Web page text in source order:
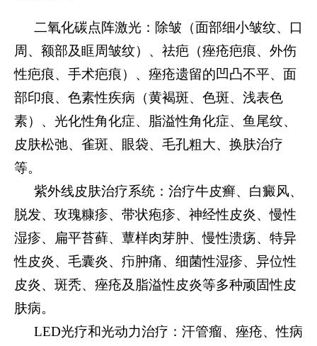
二氧化碳点阵激光：除皱（面部细小皱纹、口
周、额部及眶周皱纹）、祛疤（痤疮疤痕、外伤
性疤痕、手术疤痕）、痤疮遗留的凹凸不平、面
部印痕、色素性疾病（黄褐斑、色斑、浅表色
素）、光化性角化症、脂溢性角化症、鱼尾纹、
皮肤松弛、雀斑、眼袋、毛孔粗大、换肤治疗
等。
紫外线皮肤治疗系统：治疗牛皮癣、白癜风、
脱发、玫瑰糠疹、带状疱疹、神经性皮炎、慢性
湿疹、扁平苔藓、蕈样肉芽肿、慢性溃疡、特异
性皮炎、毛囊炎、疖肿痛、细菌性湿疹、异位性
皮炎、斑秃、痤疮及脂溢性皮炎等多种顽固性皮
肤病。
LED光疗和光动力治疗：汗管瘤、痤疮、性病